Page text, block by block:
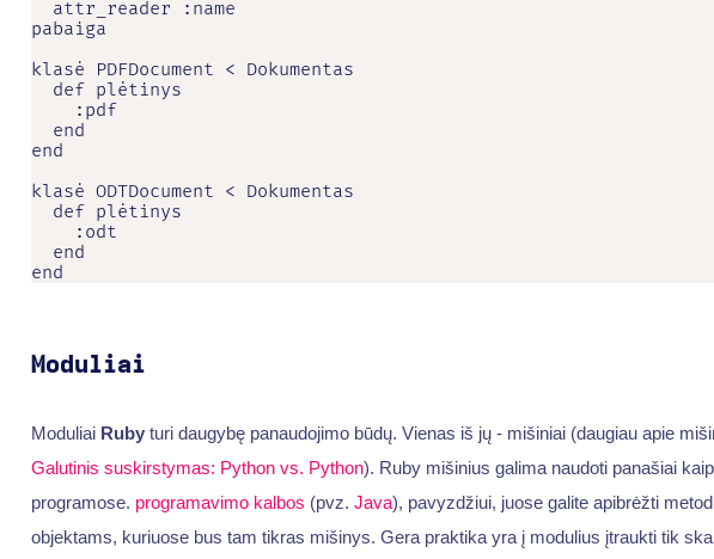
  attr_reader :name
pabaiga
klasė PDFDocument < Dokumentas
  def plėtinys
    :pdf
  end
end
klasė ODTDocument < Dokumentas
  def plėtinys
    :odt
  end
end
Moduliai
Moduliai Rubyturi daugybę panaudojimo būdų. Vienas iš jų - mišiniai (daugiau apie
Galutinis suskirstymas: Python vs. Python). Ruby mišinius galima naudoti panašiai
programose. programavimo kalbos (pvz. Java), pavyzdžiui, juose galite apibrėžti
objektams, kuriuose bus tam tikras mišinys. Gera praktika yra į modulius įtraukti tik